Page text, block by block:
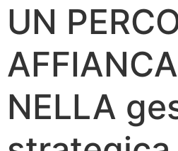
UN
NELLA